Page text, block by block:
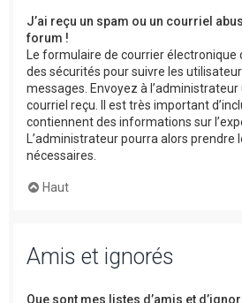
J’ai reçu un spam ou un courriel
forum !
Le formulaire de courrier électronique
des sécurités pour suivre les
messages. Envoyez à
courriel reçu. Il est très important
contiennent des informations sur
L’administrateur pourra alors prendre
nécessaires.
Haut
Amis et ignorés
Que sont mes listes d’amis et